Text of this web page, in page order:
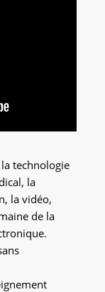
technologie
la
la vidéo,
de la